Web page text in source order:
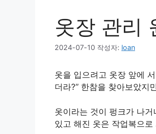
옷장 관리
2024-07-10 작성자: loan
옷을 입으려고 옷장 앞에
더라?” 한참을 찾아보았지
옷이라는 것이 펑크가 나
있고 해진 옷은 작업복으